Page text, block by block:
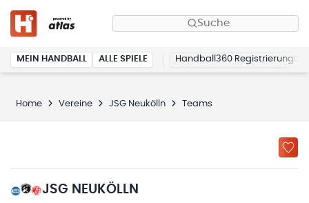
Suche
MEIN HANDBALL ALLE SPIELE Handball360 Registrierung
Home Vereine JSG Neukölln Teams
JSG NEUKÖLLN